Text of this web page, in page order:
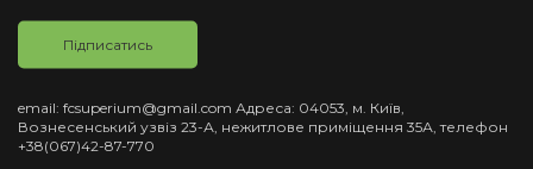
Підписатись
email: fcsuperium@gmail.com Адреса: 04053, м. Київ,
Вознесенський узвіз 23-А, нежитлове приміщення 35А, телефон
+38(067)42-87-770